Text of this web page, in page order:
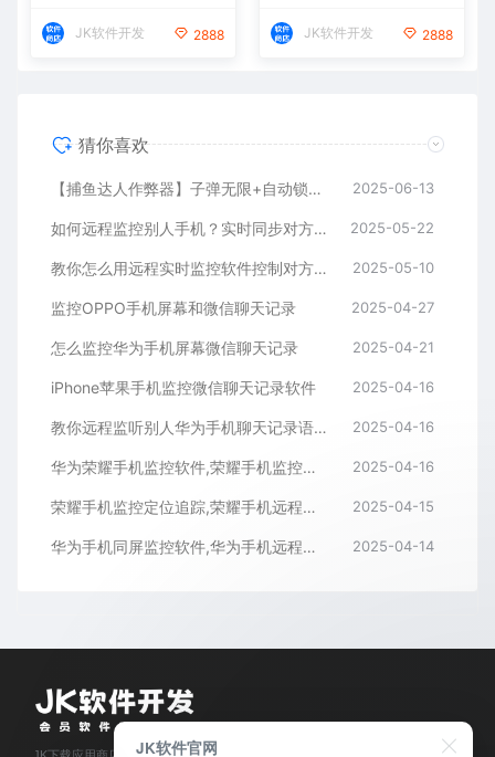
JK软件开发 2888 JK软件开发 2888
猜你喜欢
【捕鱼达人作弊器】子弹无限+自动锁定BOSS鱼，金币爆仓 2025-06-13
如何远程监控别人手机？实时同步对方手机方法推荐 2025-05-22
教你怎么用远程实时监控软件控制对方手机屏幕 2025-05-10
监控OPPO手机屏幕和微信聊天记录 2025-04-27
怎么监控华为手机屏幕微信聊天记录 2025-04-21
iPhone苹果手机监控微信聊天记录软件 2025-04-16
教你远程监听别人华为手机聊天记录语音通话内容 2025-04-16
华为荣耀手机监控软件,荣耀手机监控微信聊天记录APP 2025-04-16
荣耀手机监控定位追踪,荣耀手机远程监控同屏APP 2025-04-15
华为手机同屏监控软件,华为手机远程监控APP 2025-04-14
JK软件官网